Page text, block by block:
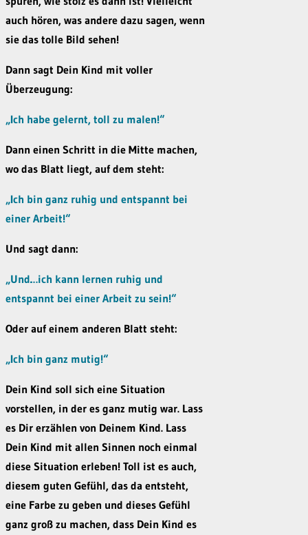
auch hören, was andere dazu sagen, wenn
sie das tolle Bild sehen!
Dann sagt Dein Kind mit voller
Überzeugung:
„Ich habe gelernt, toll zu malen!“
Dann einen Schritt in die Mitte machen,
wo das Blatt liegt, auf dem steht:
„Ich bin ganz ruhig und entspannt bei
einer Arbeit!“
Und sagt dann:
„Und…ich kann lernen ruhig und
entspannt bei einer Arbeit zu sein!“
Oder auf einem anderen Blatt steht:
„Ich bin ganz mutig!“
Dein Kind soll sich eine Situation
vorstellen, in der es ganz mutig war. Lass
es Dir erzählen von Deinem Kind. Lass
Dein Kind mit allen Sinnen noch einmal
diese Situation erleben! Toll ist es auch,
diesem guten Gefühl, das da entsteht,
eine Farbe zu geben und dieses Gefühl
ganz groß zu machen, dass Dein Kind es